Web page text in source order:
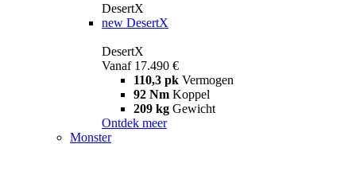
DesertX
new DesertX
DesertX
Vanaf 17.490 €
110,3 pk Vermogen
92 Nm Koppel
209 kg Gewicht
Ontdek meer
Monster